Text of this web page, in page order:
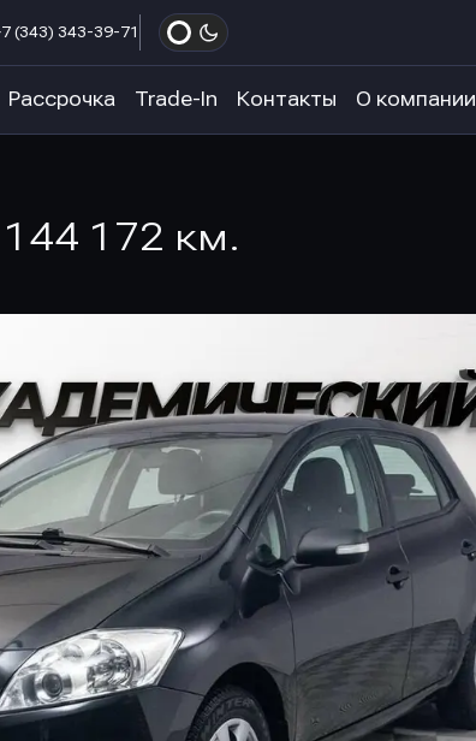
(343) 343-39-71
Рассрочка Trade-In Контакты О компании
172 км.